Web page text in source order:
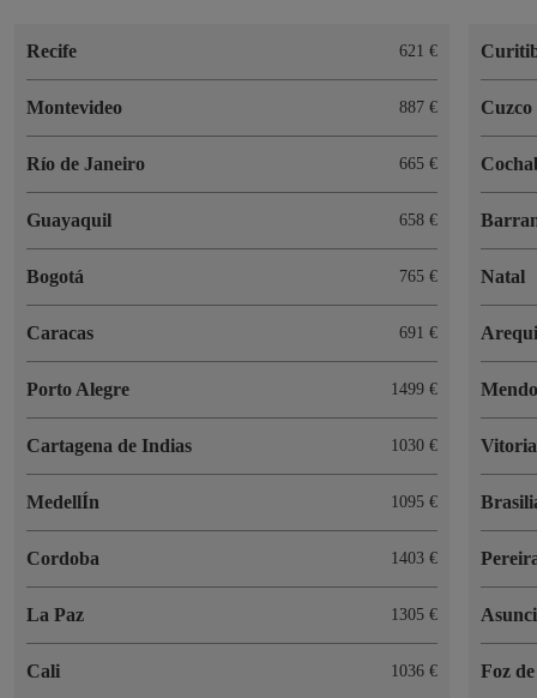
Recife 621
Montevideo 887
Río de Janeiro 665
Guayaquil 658
Bogot 765
Caracas 691
Porto Alegre 1499
Cartagena de Indias 1030
MedellÍn 1095
Cordoba 1403
La Paz 1305
Cali 1036
Cuzco
Natal
Foz